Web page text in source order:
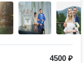
4500 ₽